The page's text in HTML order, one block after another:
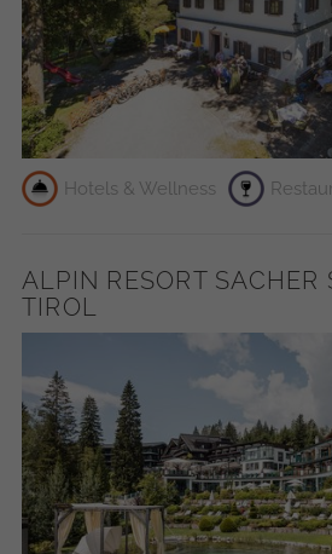
Hotels & Wellness
ALPIN RESORT SACHER
TIROL